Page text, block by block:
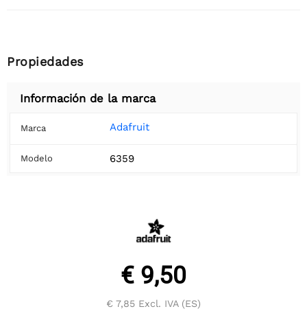
Propiedades
Información de la marca
Marca Adafruit
Modelo 6359
€ 9,50
€ 7,85 Excl. IVA (ES)